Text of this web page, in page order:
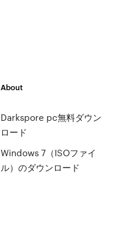
About
Darkspore pc無料ダウン
ロード
Windows 7（ISOファイ
ル）のダウンロード